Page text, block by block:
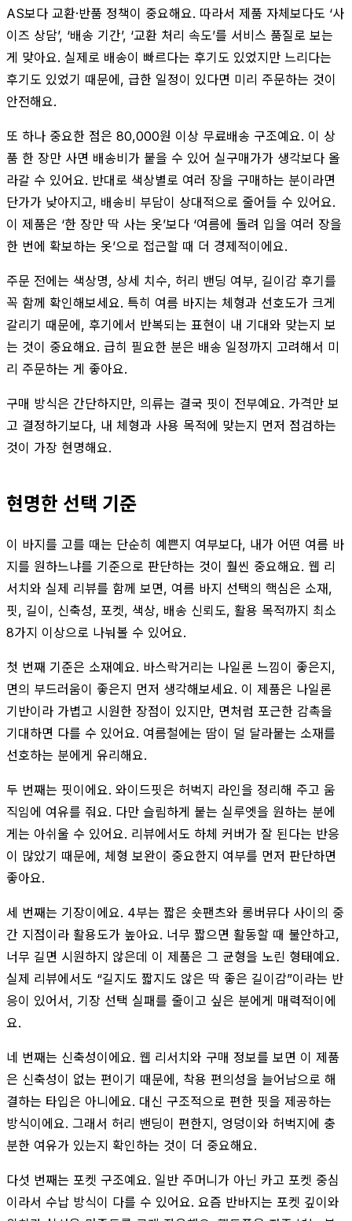
AS보다 교환·반품 정책이 중요해요. 따라서 제품 자체보다도 ‘사
이즈 상담’, ‘배송 기간’, ‘교환 처리 속도’를 서비스 품질로 보는
게 맞아요. 실제로 배송이 빠르다는 후기도 있었지만 느리다는
후기도 있었기 때문에, 급한 일정이 있다면 미리 주문하는 것이
안전해요.
또 하나 중요한 점은 80,000원 이상 무료배송 구조예요. 이 상
품 한 장만 사면 배송비가 붙을 수 있어 실구매가가 생각보다 올
라갈 수 있어요. 반대로 색상별로 여러 장을 구매하는 분이라면
단가가 낮아지고, 배송비 부담이 상대적으로 줄어들 수 있어요.
이 제품은 ‘한 장만 딱 사는 옷’보다 ‘여름에 돌려 입을 여러 장을
한 번에 확보하는 옷’으로 접근할 때 더 경제적이에요.
주문 전에는 색상명, 상세 치수, 허리 밴딩 여부, 길이감 후기를
꼭 함께 확인해보세요. 특히 여름 바지는 체형과 선호도가 크게
갈리기 때문에, 후기에서 반복되는 표현이 내 기대와 맞는지 보
는 것이 중요해요. 급히 필요한 분은 배송 일정까지 고려해서 미
리 주문하는 게 좋아요.
구매 방식은 간단하지만, 의류는 결국 핏이 전부예요. 가격만 보
고 결정하기보다, 내 체형과 사용 목적에 맞는지 먼저 점검하는
것이 가장 현명해요.
현명한 선택 기준
이 바지를 고를 때는 단순히 예쁜지 여부보다, 내가 어떤 여름 바
지를 원하느냐를 기준으로 판단하는 것이 훨씬 중요해요. 웹 리
서치와 실제 리뷰를 함께 보면, 여름 바지 선택의 핵심은 소재,
핏, 길이, 신축성, 포켓, 색상, 배송 신뢰도, 활용 목적까지 최소
8가지 이상으로 나눠볼 수 있어요.
첫 번째 기준은 소재예요. 바스락거리는 나일론 느낌이 좋은지,
면의 부드러움이 좋은지 먼저 생각해보세요. 이 제품은 나일론
기반이라 가볍고 시원한 장점이 있지만, 면처럼 포근한 감촉을
기대하면 다를 수 있어요. 여름철에는 땀이 덜 달라붙는 소재를
선호하는 분에게 유리해요.
두 번째는 핏이에요. 와이드핏은 허벅지 라인을 정리해 주고 움
직임에 여유를 줘요. 다만 슬림하게 붙는 실루엣을 원하는 분에
게는 아쉬울 수 있어요. 리뷰에서도 하체 커버가 잘 된다는 반응
이 많았기 때문에, 체형 보완이 중요한지 여부를 먼저 판단하면
좋아요.
세 번째는 기장이에요. 4부는 짧은 숏팬츠와 롱버뮤다 사이의 중
간 지점이라 활용도가 높아요. 너무 짧으면 활동할 때 불안하고,
너무 길면 시원하지 않은데 이 제품은 그 균형을 노린 형태예요.
실제 리뷰에서도 “길지도 짧지도 않은 딱 좋은 길이감”이라는 반
응이 있어서, 기장 선택 실패를 줄이고 싶은 분에게 매력적이에
요.
네 번째는 신축성이에요. 웹 리서치와 구매 정보를 보면 이 제품
은 신축성이 없는 편이기 때문에, 착용 편의성을 늘어남으로 해
결하는 타입은 아니에요. 대신 구조적으로 편한 핏을 제공하는
방식이에요. 그래서 허리 밴딩이 편한지, 엉덩이와 허벅지에 충
분한 여유가 있는지 확인하는 것이 더 중요해요.
다섯 번째는 포켓 구조예요. 일반 주머니가 아닌 카고 포켓 중심
이라서 수납 방식이 다를 수 있어요. 요즘 반바지는 포켓 깊이와